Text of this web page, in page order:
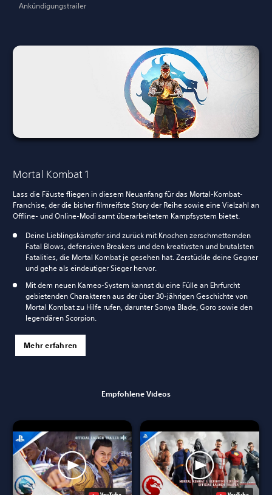
Ankündigungstrailer
Mortal Kombat 1
Lass die Fäuste fliegen in diesem Neuanfang für das Mortal-Kombat-
Franchise, der die bisher filmreifste Story der Reihe sowie eine Vielzahl an
Offline- und Online-Modi samt überarbeitetem Kampfsystem bietet.
Deine Lieblingskämpfer sind zurück mit Knochen zerschmetternden
Fatal Blows, defensiven Breakers und den kreativsten und brutalsten
Fatalities, die Mortal Kombat je gesehen hat. Zerstückle deine Gegner
und gehe als eindeutiger Sieger hervor.
Mit dem neuen Kameo-System kannst du eine Fülle an Ehrfurcht
gebietenden Charakteren aus der über 30-jährigen Geschichte von
Mortal Kombat zu Hilfe rufen, darunter Sonya Blade, Goro sowie den
legendären Scorpion.
Mehr erfahren
Empfohlene Videos